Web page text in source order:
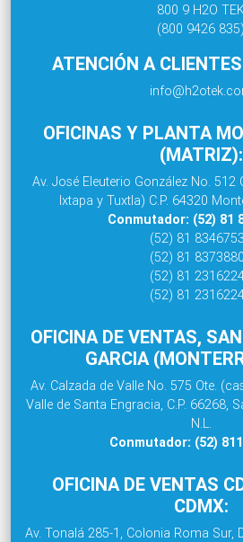
800 9 H2O
(800 9426 835)
ATENCIÓN A
OFICINAS Y PLANTA
(MATRIZ):
Av. José Eleuterio González No. 512
Ixtapa y Tuxtla) C.P. 64320
Conmutador: (52) 81
(52) 81
(52) 81
(52) 81
(52) 81
OFICINA DE VENTAS,
GARCIA
Av. Calzada de Valle No. 575 Ote.
Valle de Santa Engracia, C.P. 66268,
N.L.
Conmutador: (52)
OFICINA DE VENTAS
CDMX:
Av. Tonalá 285-1, Colonia Roma Sur,